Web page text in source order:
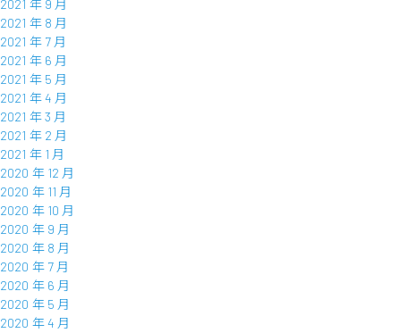
2021 年 9 月
2021 年 8 月
2021 年 7 月
2021 年 6 月
2021 年 5 月
2021 年 4 月
2021 年 3 月
2021 年 2 月
2021 年 1 月
2020 年 12 月
2020 年 11 月
2020 年 10 月
2020 年 9 月
2020 年 8 月
2020 年 7 月
2020 年 6 月
2020 年 5 月
2020 年 4 月